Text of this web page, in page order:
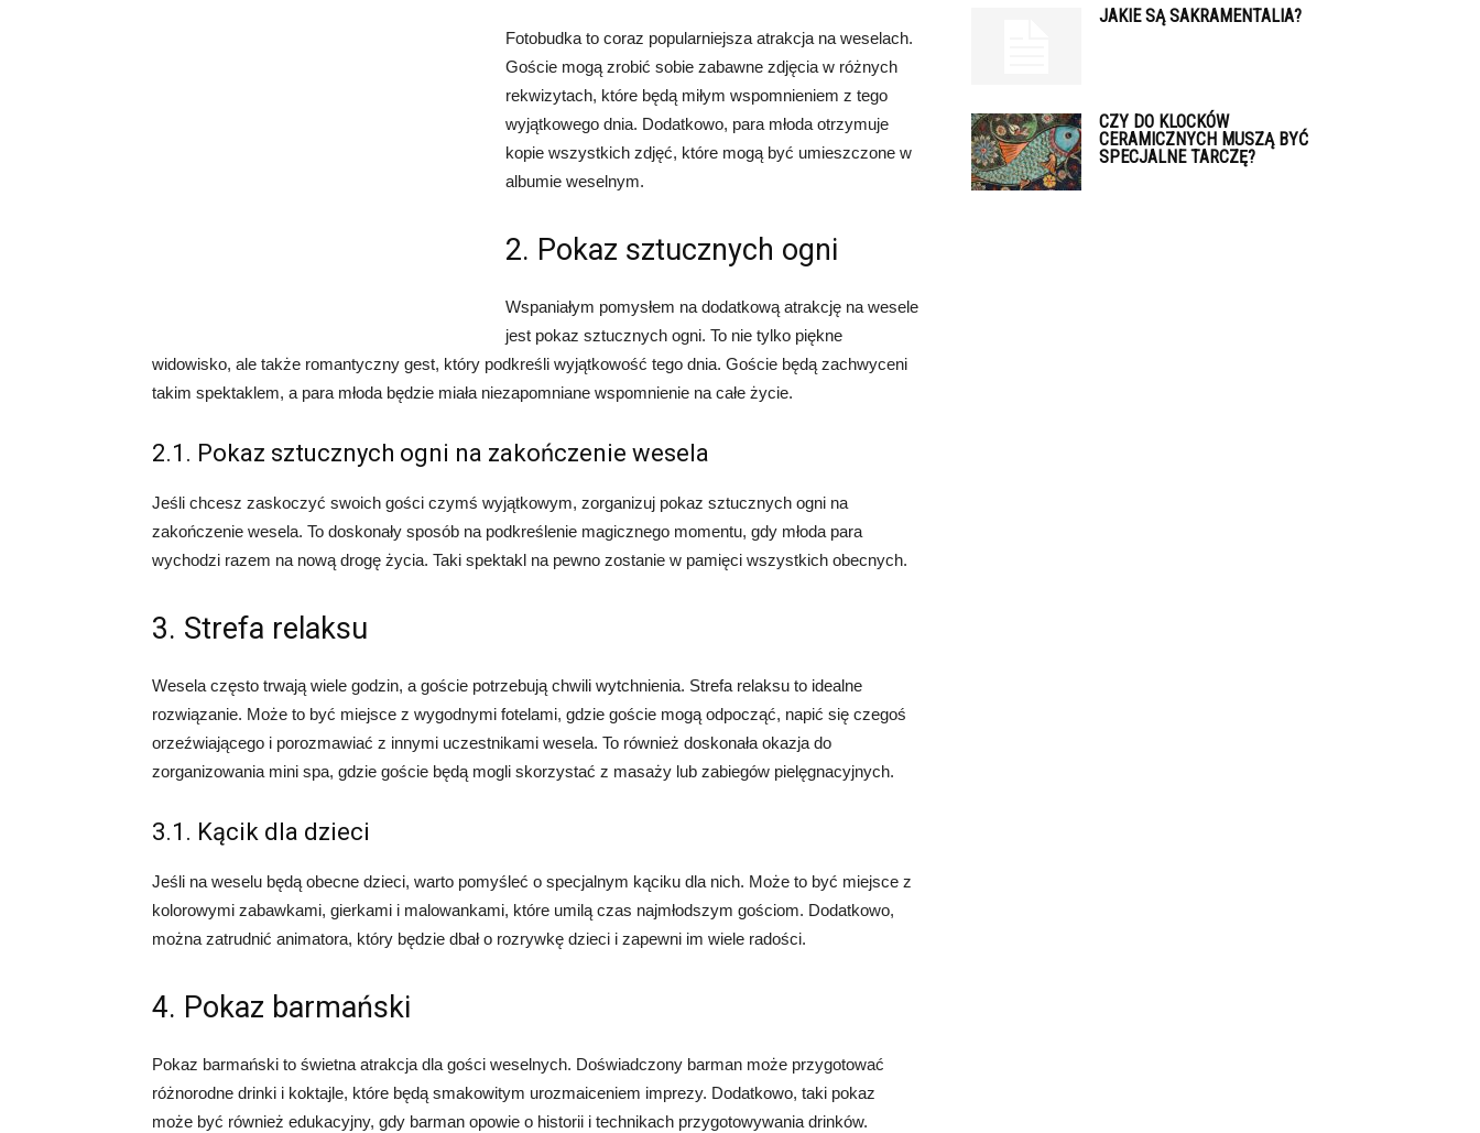
Fotobudka to coraz popularniejsza atrakcja na weselach.
Goście mogą zrobić sobie zabawne zdjęcia w różnych
rekwizytach, które będą miłym wspomnieniem z tego
wyjątkowego dnia. Dodatkowo, para młoda otrzymuje
kopie wszystkich zdjęć, które mogą być umieszczone w
albumie weselnym.
2. Pokaz sztucznych ogni
Wspaniałym pomysłem na dodatkową atrakcję na wesele
jest pokaz sztucznych ogni. To nie tylko piękne
widowisko, ale także romantyczny gest, który podkreśli wyjątkowość tego dnia. Goście będą zachwyceni
takim spektaklem, a para młoda będzie miała niezapomniane wspomnienie na całe życie.
2.1. Pokaz sztucznych ogni na zakończenie wesela
Jeśli chcesz zaskoczyć swoich gości czymś wyjątkowym, zorganizuj pokaz sztucznych ogni na
zakończenie wesela. To doskonały sposób na podkreślenie magicznego momentu, gdy młoda para
wychodzi razem na nową drogę życia. Taki spektakl na pewno zostanie w pamięci wszystkich obecnych.
3. Strefa relaksu
Wesela często trwają wiele godzin, a goście potrzebują chwili wytchnienia. Strefa relaksu to idealne
rozwiązanie. Może to być miejsce z wygodnymi fotelami, gdzie goście mogą odpocząć, napić się czegoś
orzeźwiającego i porozmawiać z innymi uczestnikami wesela. To również doskonała okazja do
zorganizowania mini spa, gdzie goście będą mogli skorzystać z masaży lub zabiegów pielęgnacyjnych.
3.1. Kącik dla dzieci
Jeśli na weselu będą obecne dzieci, warto pomyśleć o specjalnym kąciku dla nich. Może to być miejsce z
kolorowymi zabawkami, gierkami i malowankami, które umilą czas najmłodszym gościom. Dodatkowo,
można zatrudnić animatora, który będzie dbał o rozrywkę dzieci i zapewni im wiele radości.
4. Pokaz barmański
Pokaz barmański to świetna atrakcja dla gości weselnych. Doświadczony barman może przygotować
różnorodne drinki i koktajle, które będą smakowitym urozmaiceniem imprezy. Dodatkowo, taki pokaz
może być również edukacyjny, gdy barman opowie o historii i technikach przygotowywania drinków.
JAKIE SĄ SAKRAMENTALIA?
CZY DO KLOCKÓW
CERAMICZNYCH MUSZĄ BYĆ
SPECJALNE TARCZĘ?